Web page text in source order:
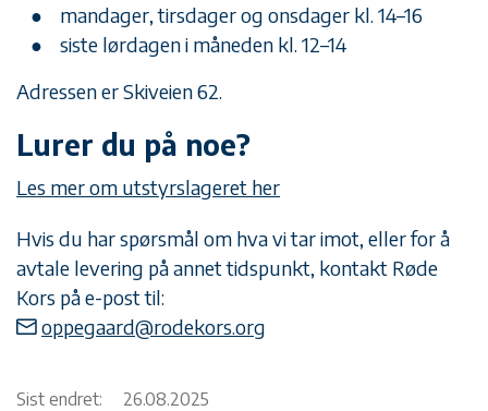
mandager, tirsdager og onsdager kl. 14–16
siste lørdagen i måneden kl. 12–14
Adressen er Skiveien 62.
Lurer du på noe?
Les mer om utstyrslageret her
Hvis du har spørsmål om hva vi tar imot, eller for å
avtale levering på annet tidspunkt, kontakt Røde
Kors på e-post til:
oppegaard@rodekors.org
Sist endret: 26.08.2025